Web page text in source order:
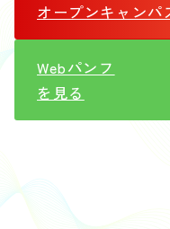
オープンキャンパ
Webパンフ
を見る